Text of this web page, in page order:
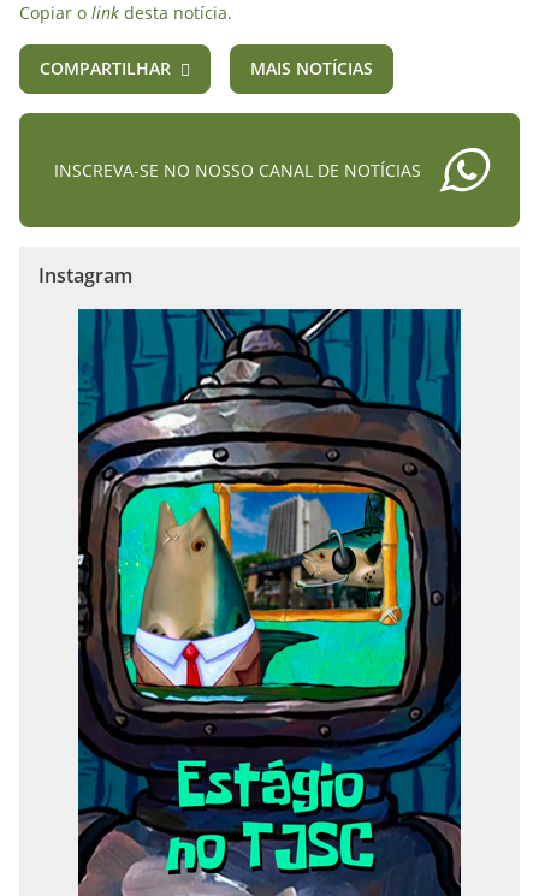
Copiar o link desta notícia.
COMPARTILHAR MAIS NOTÍCIAS
INSCREVA-SE NO NOSSO CANAL DE NOTÍCIAS
Instagram